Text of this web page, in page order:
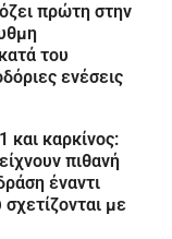
πρώτη στην
του
ενέσεις
και καρκίνος:
πιθανή
έναντι
με